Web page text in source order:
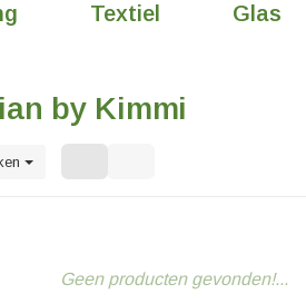
Textiel Glas
by Kimmi
Geen producten gevonden!...